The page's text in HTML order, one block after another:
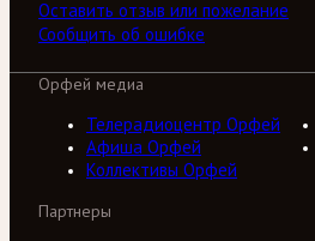
Оставить отзыв или пожелание
Сообщить об ошибке
Орфей медиа
Телерадиоцентр Орфей
Афиша Орфей
Коллективы Орфей
Партнеры